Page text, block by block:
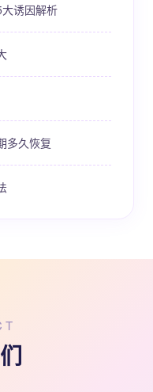
诱因解析
多久恢复